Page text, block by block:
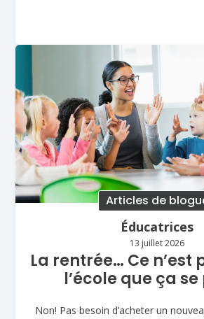
Articles de
Éducatrices
13 juillet 2026
La rentrée… Ce n’est
l’école que ça
Non! Pas besoin d’acheter un